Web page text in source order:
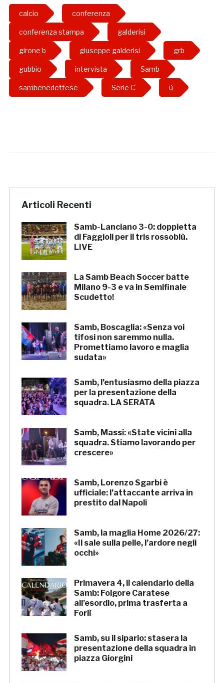
calcio conferenza
conferenza stampa galderisi
girone b giuseppe galderisi grb
gubbio intervista Samb
sambenedettese Serie C ù
Articoli Recenti
Samb-Lanciano 3-0: doppietta
di Faggioli per il tris rossoblù.
LIVE
La Samb Beach Soccer batte
Milano 9-3 e va in Semifinale
Scudetto!
Samb, Boscaglia: «Senza voi
tifosi non saremmo nulla.
Promettiamo lavoro e maglia
sudata»
Samb, l’entusiasmo della piazza
per la presentazione della
squadra. LA SERATA
Samb, Massi: «State vicini alla
squadra. Stiamo lavorando per
crescere»
Samb, Lorenzo Sgarbi è
ufficiale: l’attaccante arriva in
prestito dal Napoli
Samb, la maglia Home 2026/27:
«Il sale sulla pelle, l’ardore negli
occhi»
Primavera 4, il calendario della
Samb: Folgore Caratese
all’esordio, prima trasferta a
Forlì
Samb, su il sipario: stasera la
presentazione della squadra in
piazza Giorgini